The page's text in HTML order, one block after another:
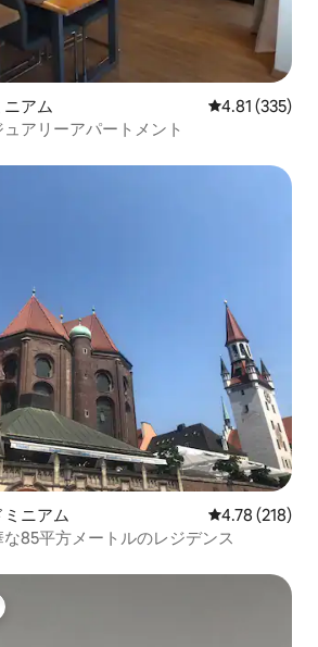
アム レビュー335
4.81 (335)
アリーアパートメント
ニアム レビュー218
4.78 (218)
85平方メートルのレジデンス
スです。